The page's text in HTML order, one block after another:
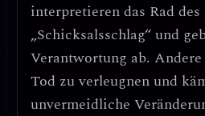
interpretieren das Rad
„Schicksalsschlag“ und
Verantwortung ab.
Tod zu verleugnen und
unvermeidliche